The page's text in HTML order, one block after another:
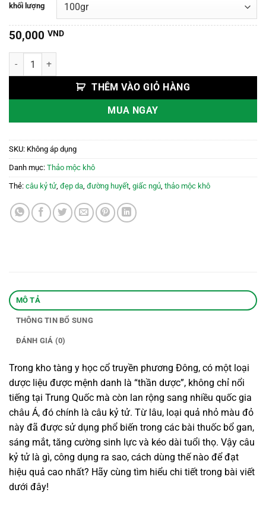
khối lượng
50,000 VND
Câu Kỷ Tử số lượng
THÊM VÀO GIỎ HÀNG
MUA NGAY
SKU: Không áp dụng
Danh mục: Thảo mộc khô
Thẻ: câu kỷ tử, đẹp da đường huyết giấc ngủ thảo mộc khô
MÔ TẢ
THÔNG TIN BỔ SUNG
ĐÁNH GIÁ (0)
Trong kho tàng y học cổ truyền phương Đông, có một loại
dược liệu được mệnh danh là “thần dược”, không chỉ nổi
tiếng tại Trung Quốc mà còn lan rộng sang nhiều quốc gia
châu Á, đó chính là câu kỷ tử. Từ lâu, loại quả nhỏ màu đỏ
này đã được sử dụng phổ biến trong các bài thuốc bổ gan,
sáng mắt, tăng cường sinh lực và kéo dài tuổi thọ. Vậy câu
kỷ tử là gì, công dụng ra sao, cách dùng thế nào để đạt
hiệu quả cao nhất? Hãy cùng tìm hiểu chi tiết trong bài viết
dưới đây!